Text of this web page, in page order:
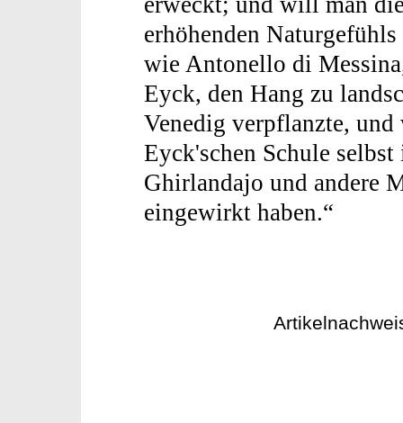
erhöhenden
wie Antonello di
Eyck, den Hang zu
Venedig verpflanzte,
Eyck'schen Schule
Ghirlandajo und andere
eingewirkt haben.“